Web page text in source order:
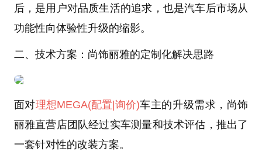
后，是用户对品质生活的追求，也是汽车后市场从
功能性向体验性升级的缩影。
二、技术方案：尚饰丽雅的定制化解决思路
面对理想MEGA(配置 |询价)车主的升级需求，尚饰
丽雅直营店团队经过实车测量和技术评估，推出了
一套针对性的改装方案。